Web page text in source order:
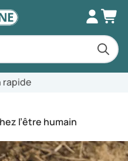
l’être humain